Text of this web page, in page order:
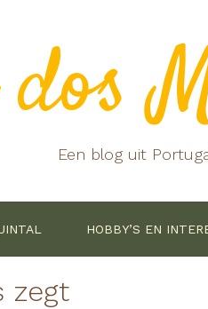
Een blog uit
HOBBY’S EN
zegt